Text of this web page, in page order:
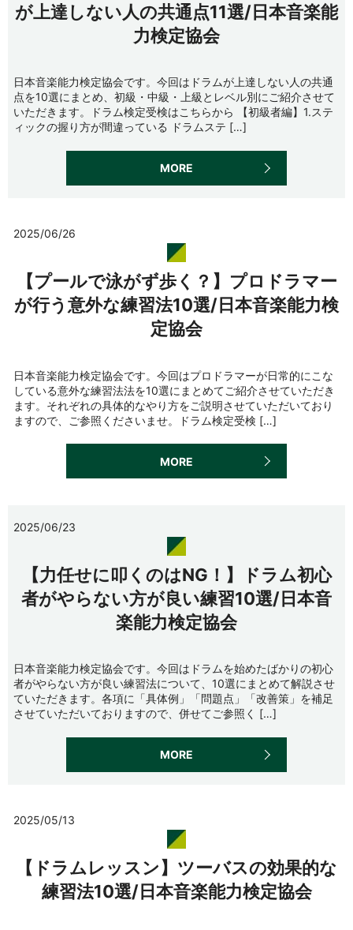
が上達しない人の共通点11選/日本音楽能
力検定協会
日本音楽能力検定協会です。今回はドラムが上達しない人の共通
点を10選にまとめ、初級・中級・上級とレベル別にご紹介させて
いただきます。ドラム検定受検はこちらから 【初級者編】1.ステ
ィックの握り方が間違っている ドラムステ […]
MORE
2025/06/26
【プールで泳がず歩く？】プロドラマー
が行う意外な練習法10選/日本音楽能力検
定協会
日本音楽能力検定協会です。今回はプロドラマーが日常的にこな
している意外な練習法法を10選にまとめてご紹介させていただき
ます。それぞれの具体的なやり方をご説明させていただいており
ますので、ご参照くださいませ。ドラム検定受検 […]
MORE
2025/06/23
【力任せに叩くのはNG！】ドラム初心
者がやらない方が良い練習10選/日本音
楽能力検定協会
日本音楽能力検定協会です。今回はドラムを始めたばかりの初心
者がやらない方が良い練習法について、10選にまとめて解説させ
ていただきます。各項に「具体例」「問題点」「改善策」を補足
させていただいておりますので、併せてご参照く […]
MORE
2025/05/13
【ドラムレッスン】ツーバスの効果的な
練習法10選/日本音楽能力検定協会